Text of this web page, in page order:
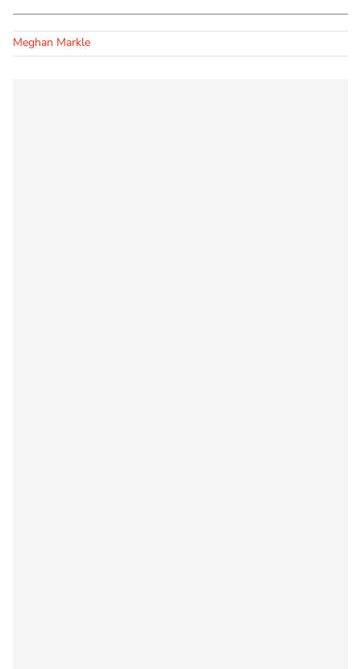
Meghan Markle